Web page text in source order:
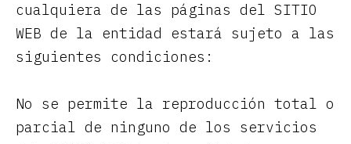
cualquiera de las páginas del SITIO
WEB de la entidad estará sujeto a las
siguientes condiciones:
No se permite la reproducción total o
parcial de ninguno de los servicios